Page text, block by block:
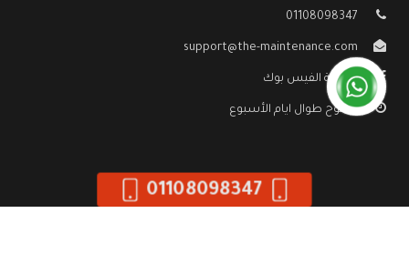
01108098347
support@the-maintenance.com
صفحة الفيس بوك
مفتوح طوال ايام الأسبوع
01108098347